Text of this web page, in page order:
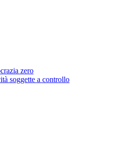
zero
soggette a controllo